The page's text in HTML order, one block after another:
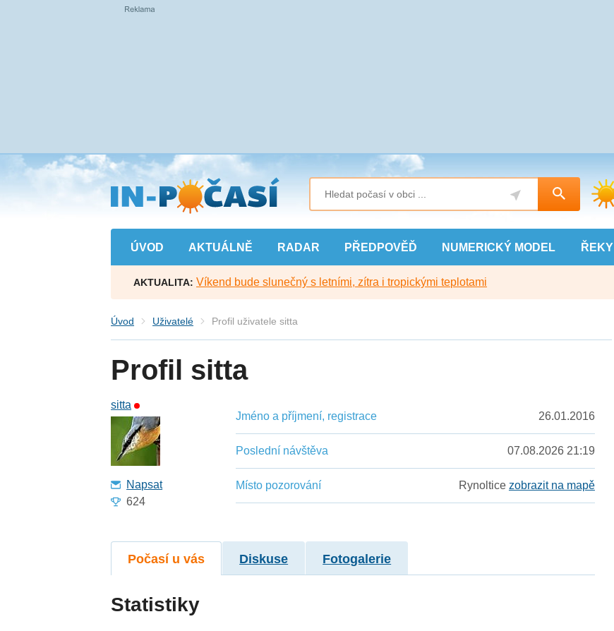
Přejít
na
hlavní
obsah
ÚVOD AKTUÁLNĚ RADAR PŘEDPOVĚĎ NUMERICKÝ MODEL ŘEKY
AKTUALITA: Víkend bude slunečný s letními, zítra i tropickými teplotami
Úvod Uživatelé Profil uživatele sitta
Profil sitta
sitta
Napsat
624
Jméno a příjmení, registrace 26.01.2016
Poslední návštěva 07.08.2026 21:19
Místo pozorování Rynoltice zobrazit na mapě
Počasí u vás Diskuse Fotogalerie
Statistiky